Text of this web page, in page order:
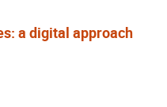
a digital approach